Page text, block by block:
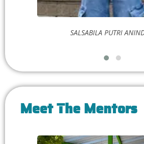
SALSABILA PUTRI
Meet The Mentors